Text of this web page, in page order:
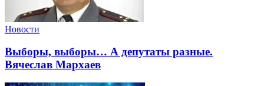
Новости
Выборы, выборы… А депутаты разные.
Вячеслав Мархаев